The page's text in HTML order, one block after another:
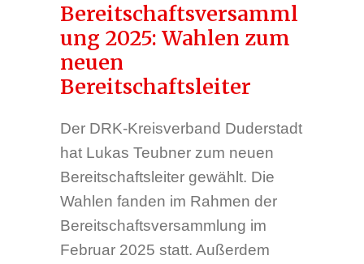
Bereitschaftsversamml
ung 2025: Wahlen zum
neuen
Bereitschaftsleiter
Der DRK-Kreisverband Duderstadt
hat Lukas Teubner zum neuen
Bereitschaftsleiter gewählt. Die
Wahlen fanden im Rahmen der
Bereitschaftsversammlung im
Februar 2025 statt. Außerdem